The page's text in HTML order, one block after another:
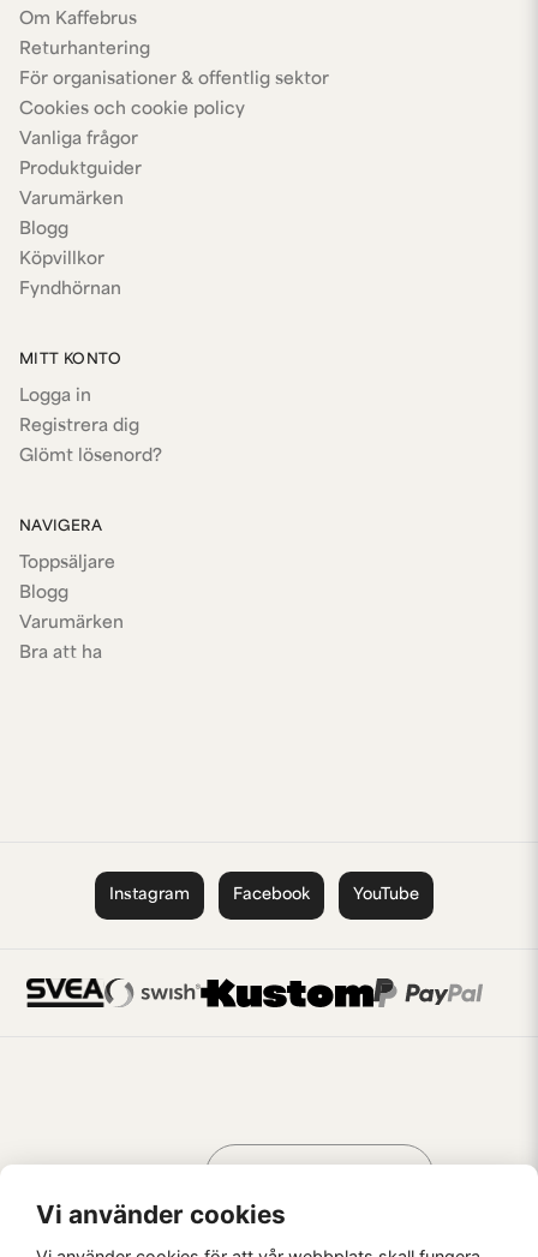
Om Kaffebrus
Returhantering
För organisationer & offentlig sektor
Cookies och cookie policy
Vanliga frågor
Produktguider
Varumärken
Blogg
Köpvillkor
Fyndhörnan
MITT KONTO
Logga in
Registrera dig
Glömt lösenord?
NAVIGERA
Toppsäljare
Blogg
Varumärken
Bra att ha
Instagram Facebook YouTube
AV KREATÖRER
Vi använder cookies